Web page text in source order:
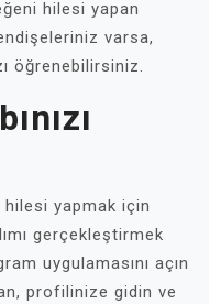
hilesi yapan
varsa,
öğrenebilirsiniz.
hilesi yapmak için
gerçekleştirmek
uygulamasını açın
profilinize gidin ve